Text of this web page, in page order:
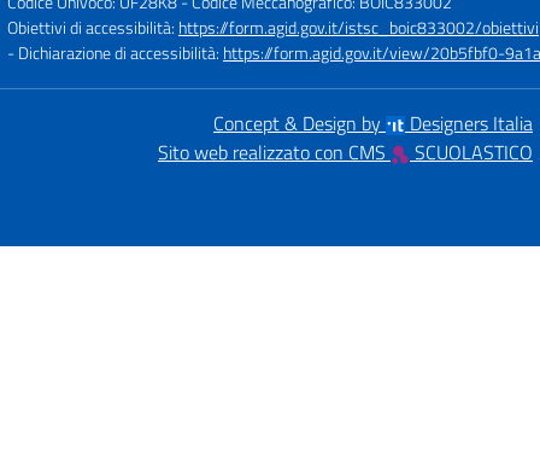
Obiettivi di accessibilità: https://form.agid.gov.it/istsc_boic833002/obiettivi
- Dichiarazione di accessibilità: https://form.agid.gov.it/view/20b5fbf0-
Concept & Design by
Designers Italia
Sito web realizzato con CMS
SCUOLASTICO